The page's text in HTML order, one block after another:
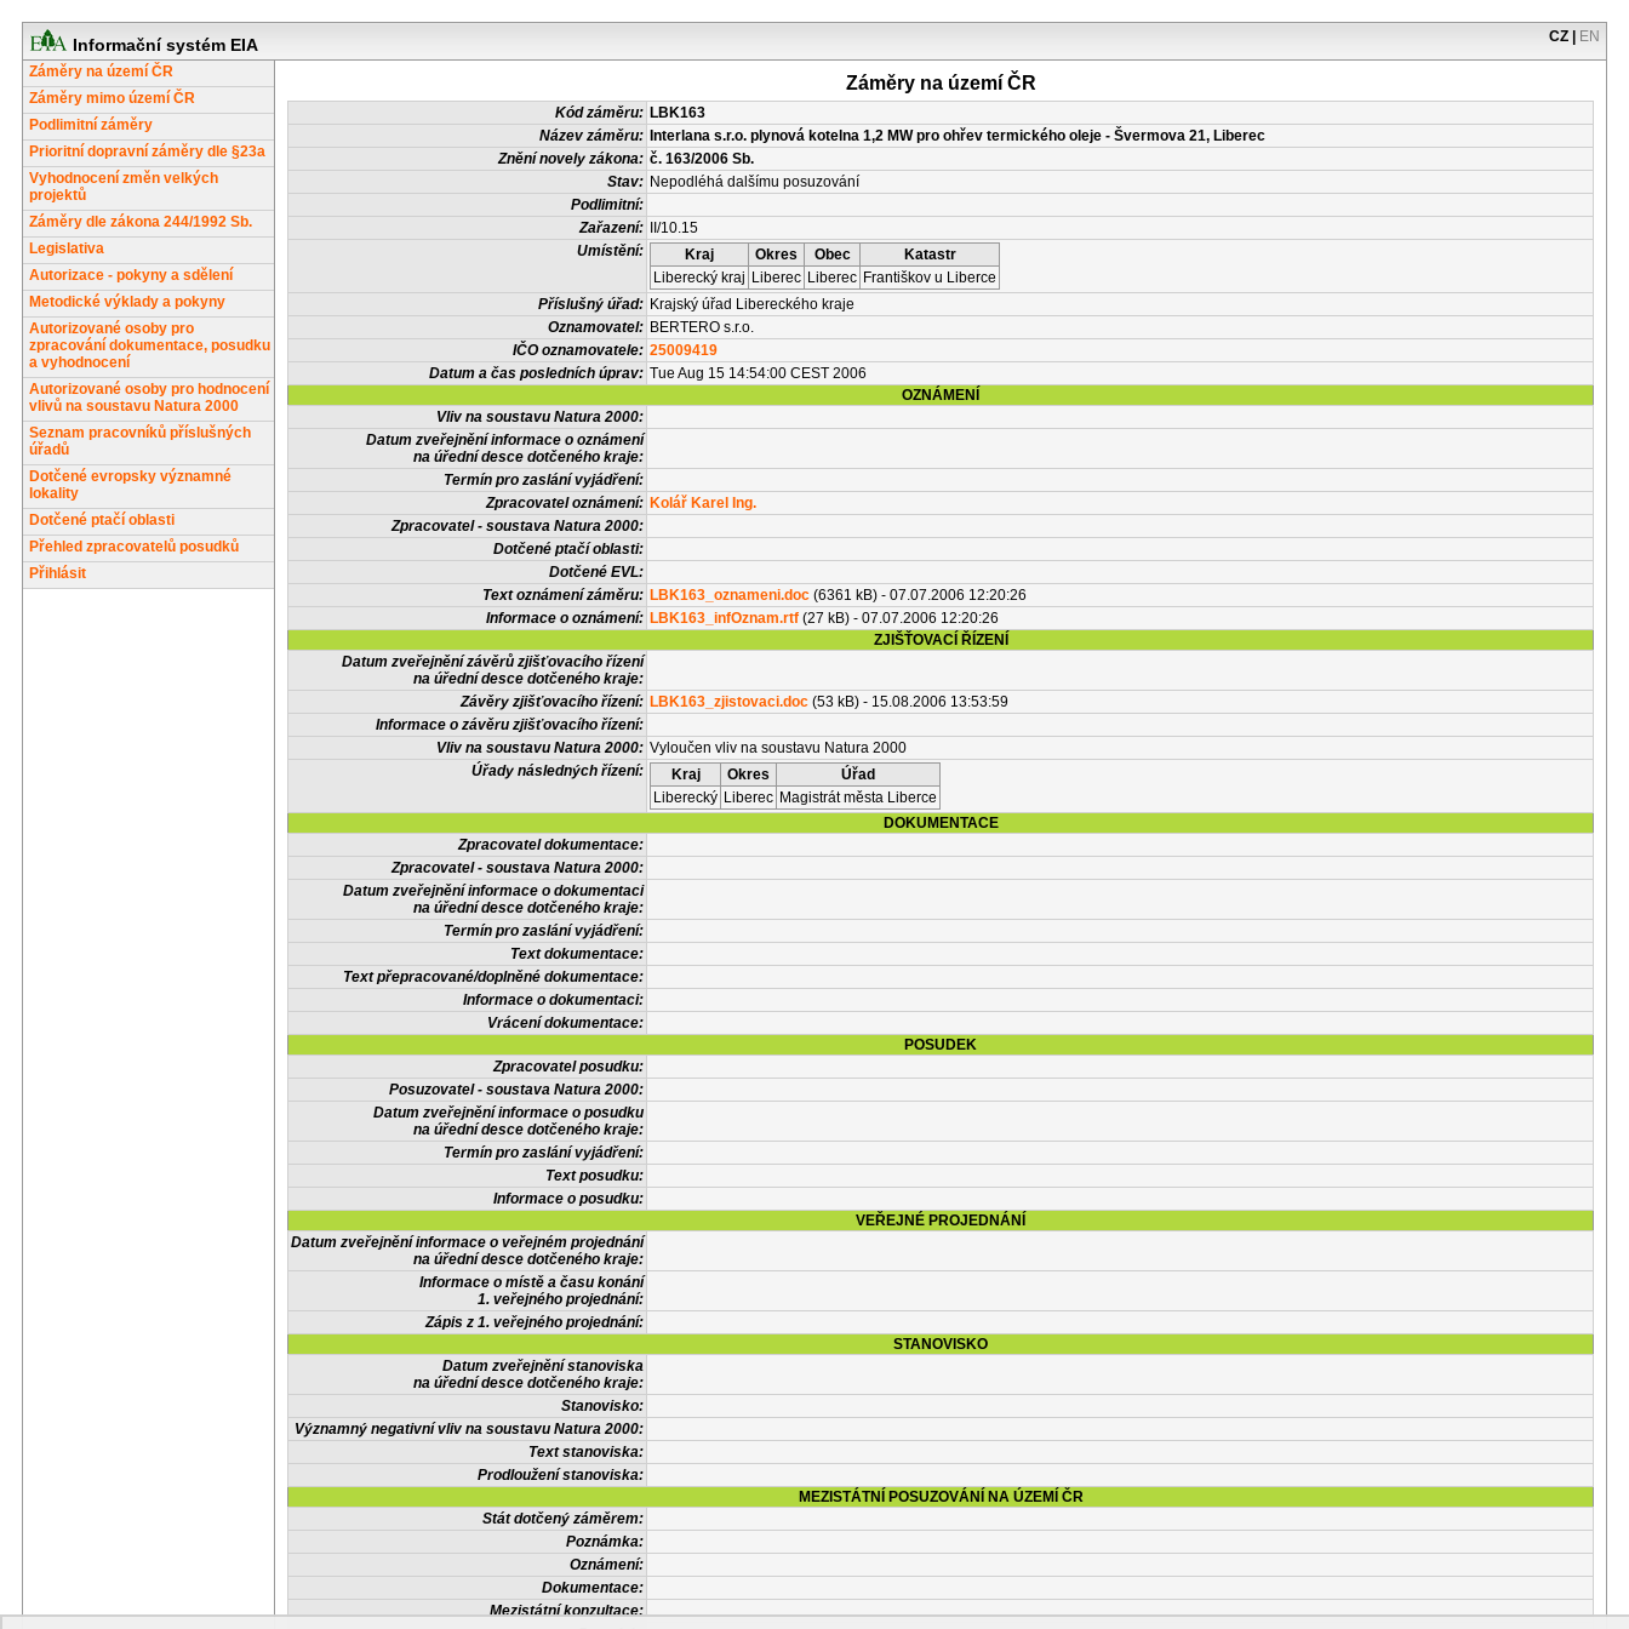
Informační systém EIA CZ EN
Záměry na území ČR
Záměry mimo území ČR
Podlimitní záměry
Prioritní dopravní záměry dle §23a
Vyhodnocení změn velkých
projektů
Záměry dle zákona 244/1992 Sb.
Legislativa
Autorizace - pokyny a sdělení
Metodické výklady a pokyny
Autorizované osoby pro
zpracování dokumentace, posudku
a vyhodnocení
Autorizované osoby pro hodnocení
vlivů na soustavu Natura 2000
Seznam pracovníků příslušných
úřadů
Dotčené evropsky významné
lokality
Dotčené ptačí oblasti
Přehled zpracovatelů posudků
Přihlásit
Záměry na území ČR
Kód záměru: LBK163
Název záměru: Interlana s.r.o. plynová kotelna 1,2 MW pro ohřev termického oleje - Švermova 21, Liberec
Znění novely zákona: č. 163/2006 Sb.
Stav: Nepodléhá dalšímu posuzování
Podlimitní:
Zařazení:
II/10.15
Umístění:
Kraj Okres Obec
Katastr
Liberecký kraj Liberec Liberec Františkov u Liberce
Příslušný úřad: Krajský úřad Libereckého kraje
Oznamovatel: BERTERO s.r.o.
IČO oznamovatele: 25009419
Datum a čas posledních úprav: Tue Aug 15 14:54:00 CEST 2006
OZNÁMENÍ
Vliv na soustavu Natura 2000:
Datum zveřejnění informace o oznámení
na úřední desce dotčeného kraje:
Termín pro zaslání vyjádření:
Zpracovatel oznámení: Kolář Karel Ing.
Zpracovatel - soustava Natura 2000:
Dotčené ptačí oblasti:
Dotčené EVL:
Text oznámení záměru: LBK163_oznameni.doc (6361 kB) - 07.07.2006 12:20:26
Informace o oznámení: LBK163_infOznam.rtf (27 kB) - 07.07.2006 12:20:26
ZJIŠŤOVACÍ ŘÍZENÍ
Datum zveřejnění závěrů zjišťovacího řízení
na úřední desce dotčeného kraje:
Závěry zjišťovacího řízení: LBK163_zjistovaci.doc (53 kB) - 15.08.2006 13:53:59
Informace o závěru zjišťovacího řízení:
Vliv na soustavu Natura 2000: Vyloučen vliv na soustavu Natura 2000
Úřady následných řízení:
Kraj Okres
Úřad
Liberecký Liberec Magistrát města Liberce
DOKUMENTACE
Zpracovatel dokumentace:
Zpracovatel - soustava Natura 2000:
Datum zveřejnění informace o dokumentaci
na úřední desce dotčeného kraje:
Termín pro zaslání vyjádření:
Text dokumentace:
Text přepracované/doplněné dokumentace:
Informace o dokumentaci:
Vrácení dokumentace:
POSUDEK
Zpracovatel posudku:
Posuzovatel - soustava Natura 2000:
Datum zveřejnění informace o posudku
na úřední desce dotčeného kraje:
Termín pro zaslání vyjádření:
Text posudku:
Informace o posudku:
VEŘEJNÉ PROJEDNÁNÍ
Datum zveřejnění informace o veřejném projednání
na úřední desce dotčeného kraje:
Informace o místě a času konání
1. veřejného projednání:
Zápis z 1. veřejného projednání:
STANOVISKO
Datum zveřejnění stanoviska
na úřední desce dotčeného kraje:
Stanovisko:
Významný negativní vliv na soustavu Natura 2000:
Text stanoviska:
Prodloužení stanoviska:
MEZISTÁTNÍ POSUZOVÁNÍ NA ÚZEMÍ ČR
Stát dotčený záměrem:
Poznámka:
Oznámení:
Dokumentace:
Mezistátní konzultace: